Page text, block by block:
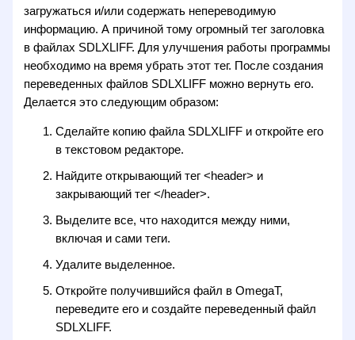
загружаться и/или содержать непереводимую
информацию. А причиной тому огромный тег заголовка
в файлах SDLXLIFF. Для улучшения работы программы
необходимо на время убрать этот тег. После создания
переведенных файлов SDLXLIFF можно вернуть его.
Делается это следующим образом:
Сделайте копию файла SDLXLIFF и откройте его
в текстовом редакторе.
Найдите открывающий тег <header> и
закрывающий тег </header>.
Выделите все, что находится между ними,
включая и сами теги.
Удалите выделенное.
Откройте получившийся файл в OmegaT,
переведите его и создайте переведенный файл
SDLXLIFF.